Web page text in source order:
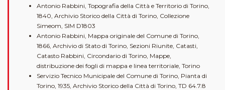
Antonio Rabbini, Topografia della Città e Territorio di Torino,
1840, Archivio Storico della Città di Torino, Collezione
Simeom, SIM D1803
Antonio Rabbini, Mappa originale del Comune di Torino,
1866, Archivio di Stato di Torino, Sezioni Riunite, Catasti,
Catasto Rabbini, Circondario di Torino, Mappe,
distribuzione dei fogli di mappa e linea territoriale, Torino
Servizio Tecnico Municipale del Comune di Torino, Pianta di
Torino, 1935, Archivio Storico della Città di Torino, TD 64.7.8